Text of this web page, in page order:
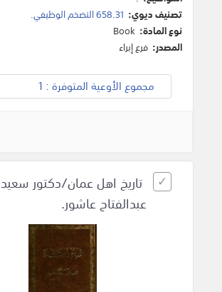
تصنيف ديوي: 658.31 التضخم الوظيفي.
نوع المادة: Book
المصدر: فرع إبراء
مجموع الأوعية المتوفرة : 1
تاريخ اهل عمان/دكتور سعيد
عبدالفتاح عاشور.